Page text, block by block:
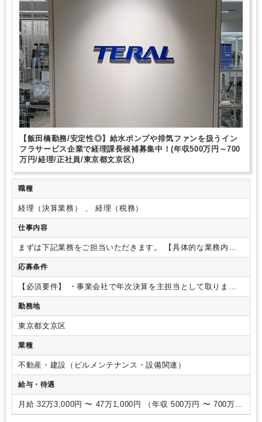
【飯田橋勤務/安定性◎】給水ポンプや排気ファンを扱うイン
フラサービス企業で経理課長候補募集中！(年収500万円～700
万円/経理/正社員/東京都文京区）
職種
経理（決算業務） 、 経理（税務）
仕事内容
まずは下記業務をご担当いただきます。
【具体的な業務内
容】・仕訳・伝票処理、売掛金管理(債権管理)・買掛金・未
払金管理(債務管理)
固定資産管理
・棚卸資産・原価計算関連・月次決算業務・年
次決算業務
計画の策定サポート・予実管理・経営分析資料の作成サポー
ト・会計システム・基幹システムの運用・改善
外部専門家対応・部下教育 将来的には下記業務までご担当範
囲を広げていただきたいと考えております。
程・マニュアル整備
応募条件
【必須要件】
・事業会社で年次決算を主担当として取りまと
めたご経験（5年以上） 【歓迎要件】・経理チームのリーダー
またはマネジメント経験（目安：2~3名以上）
勤務地
東京都文京区
業種
不動産・建設（ビルメンテナンス・設備関連）
給与・待遇
月給 32万3,000円 〜 47万1,000円 （年収 500万円 〜 700万
円）